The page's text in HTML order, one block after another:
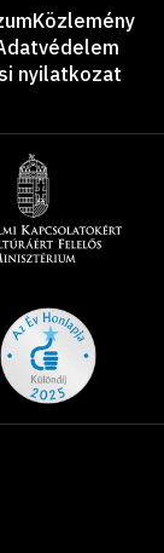
Közlemény
nyilatkozat